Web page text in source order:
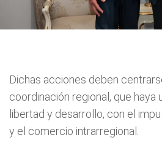
Dichas acciones deben
coordinación regional, que haya
libertad y desarrollo, con el
y el comercio intrarregional.